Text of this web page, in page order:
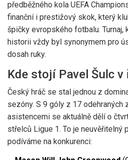
předběžného kola UEFA
finanční i prestižový skok, který
špičky evropského fotbalu. Turnaj,
historii vždy byl synonymem pro
dosah ruky.
Kde stojí Pavel Šulc v
Český hráč se stal jednou z
sezóny. S 9 góly z 17 odehraných
asistencemi se aktuálně dělí o
střelců Ligue 1. To je neuvěřitelný
podíváme na konkurenci: